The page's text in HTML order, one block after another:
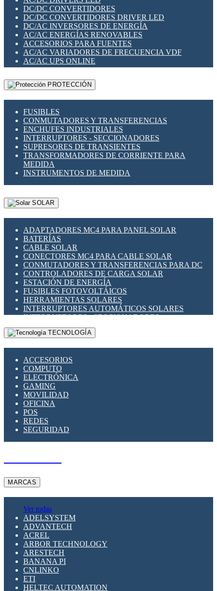
UNIÓN Y DERIVACIÓN DE CABLE
SOLUCIONES LORAWAN
SOLUCIONES RED CELULAR
SEGURIDAD PARA REDES
SWITCHES LAN
TELEFONÍA IP (VOIP)
VIGILANCIA IP (CCTV)
MESHTASTIC
DC/DC CONVERTIDORES
DC/DC CONVERTIDORES DRIVER LED
DC/AC INVERSORES DE ENERGÍA
AC/AC ENERGÍAS RENOVABLES
ACCESORIOS PARA FUENTES
AC/AC VARIADORES DE FRECUENCIA VDF
AC/AC UPS ONLINE
PROTECCIÓN
FUSIBLES
CONMUTADORES Y TRANSFERENCIAS
ENCHUFES INDUSTRIALES
INTERRUPTORES - SECCIONADORES
SUPRESORES DE TRANSIENTES
TRANSFORMADORES DE CORRIENTE PARA
MEDIDA
INSTRUMENTOS DE MEDIDA
SOLAR
ADAPTADORES MC4 PARA PANEL SOLAR
BATERÍAS
CABLE SOLAR
CONECTORES MC4 PARA CABLE SOLAR
CONMUTADORES Y TRANSFERENCIAS PARA DC
CONTROLADORES DE CARGA SOLAR
ESTACIÓN DE ENERGÍA
FUSIBLES FOTOVOLTÁICOS
HERRAMIENTAS SOLARES
INTERRUPTORES AUTOMÁTICOS SOLARES
INTERRUPTORES - SECCIONADORES
FOTOVOLTÁICOS
MONTAJE PANEL SOLAR
SUPRESOR DE TRANSIENTES SPDS PARA
APLICACIONES FOTOVOLTAICAS
TECNOLOGÍA
ACCESORIOS
COMPUTO
ELECTRÓNICA
GAMING
MOVILIDAD
OFICINA
POS
REDES
SEGURIDAD
MARCAS
Ver todas
ADELSYSTEM
ADVANTECH
ACREL
ARBOR TECHNOLOGY
ARESTECH
BANANA PI
CNLINKO
ETI
HELTEC AUTOMATION